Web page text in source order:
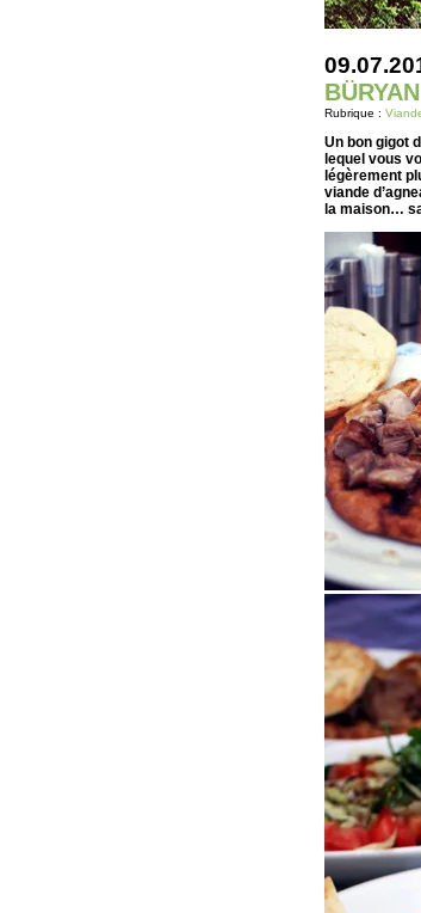
BÜRYAN
Rubrique :
Un bon gigot
lequel vous
légèrement
viande
la maison…